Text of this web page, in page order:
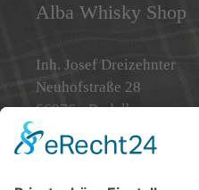
Alba Whisky Shop
Inh. Josef Dreizehnter
Neuhofstraße 28
66976 - Rodalben
Telefon: 0 63 31 / 71 50 09